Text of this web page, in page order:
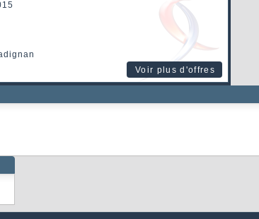
Voir plus d'offres